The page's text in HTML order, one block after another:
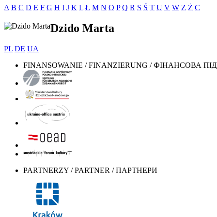
A B C D E F G H I J K L Ł M N O P Q R S Ś T U V W Z Ż С
Dzido Marta
PL DE UA
FINANSOWANIE / FINANZIERUNG / ФІНАНСОВА
PARTNERZY / PARTNER / ПАРТНЕРИ